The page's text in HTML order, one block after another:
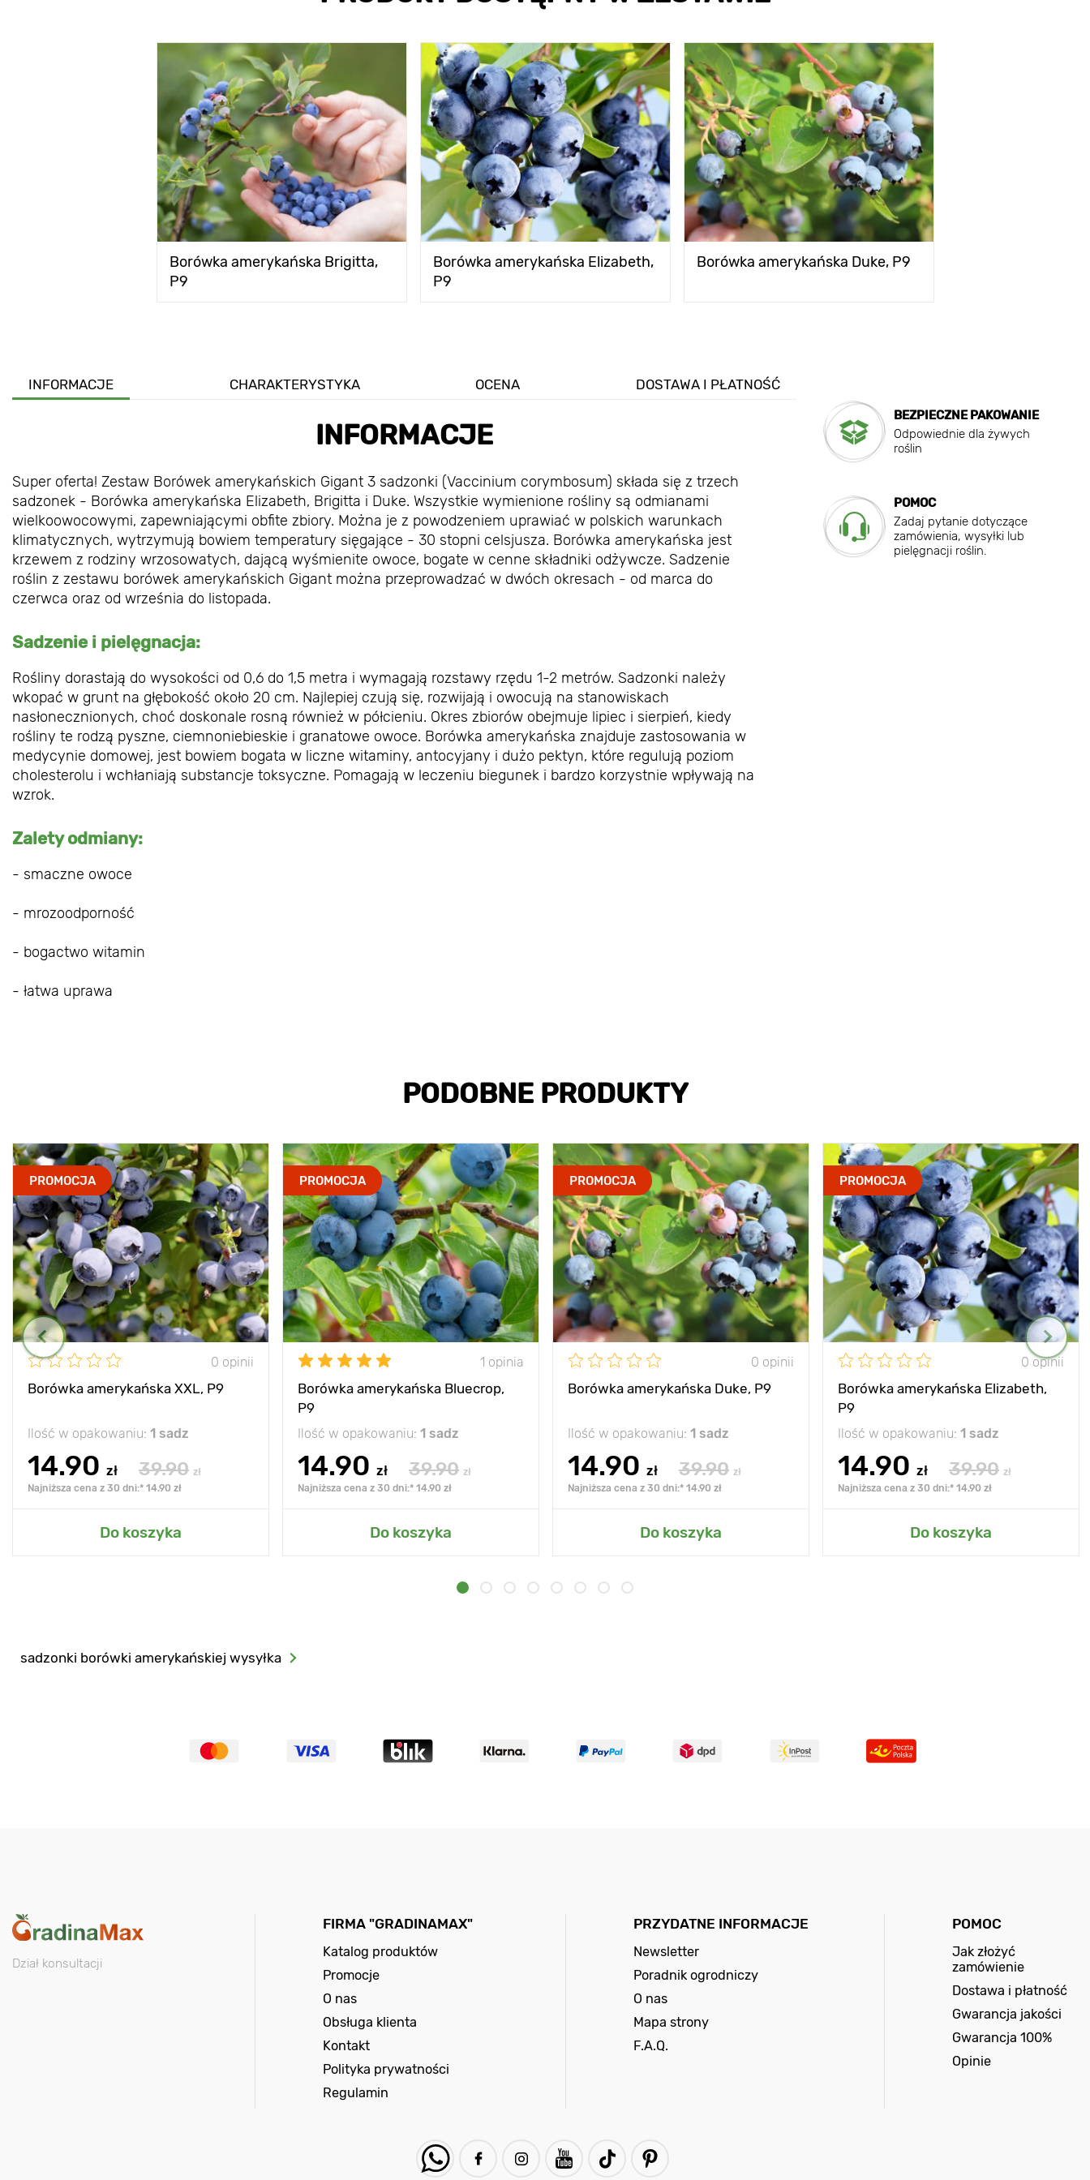
Borówka amerykańska Brigitta,
P9
Borówka amerykańska Elizabeth,
P9
Borówka amerykańska Duke, P9
INFORMACJE CHARAKTERYSTYKA OCENA DOSTAWA I PŁATNOŚĆ
INFORMACJE
Super oferta! Zestaw Borówek amerykańskich Gigant 3 sadzonki (Vaccinium corymbosum) ​składa się z trzech
sadzonek - Borówka amerykańska Elizabeth, Brigitta i Duke. Wszystkie wymienione rośliny są odmianami
wielkoowocowymi, zapewniającymi obfite zbiory. Można je z powodzeniem uprawiać w polskich warunkach
klimatycznych, wytrzymują bowiem temperatury sięgające - 30 stopni celsjusza. Borówka amerykańska jest
krzewem z rodziny wrzosowatych, dającą wyśmienite owoce, bogate w cenne składniki odżywcze. Sadzenie
roślin z zestawu borówek amerykańskich Gigant można przeprowadzać w dwóch okresach - od marca do
czerwca oraz od września do listopada.
Sadzenie i pielęgnacja:
Rośliny dorastają do wysokości od 0,6 do 1,5 metra i wymagają rozstawy rzędu 1-2 metrów. Sadzonki należy
wkopać w grunt na głębokość około 20 cm. Najlepiej czują się, rozwijają i owocują na stanowiskach
nasłonecznionych, choć doskonale rosną również w półcieniu. Okres zbiorów obejmuje lipiec i sierpień, kiedy
rośliny te rodzą pyszne, ciemnoniebieskie i granatowe owoce. Borówka amerykańska znajduje zastosowania w
medycynie domowej, jest bowiem bogata w liczne witaminy, antocyjany i dużo pektyn, które regulują poziom
cholesterolu i wchłaniają substancje toksyczne. Pomagają w leczeniu biegunek i bardzo korzystnie wpływają na
wzrok.
Zalety odmiany:
- smaczne owoce
- mrozoodporność
- bogactwo witamin
- łatwa uprawa
BEZPIECZNE PAKOWANIE
Odpowiednie dla żywych
roślin
POMOC
Zadaj pytanie dotyczące
zamówienia, wysyłki lub
pielęgnacji roślin.
PODOBNE PRODUKTY
PROMOCJA
0 opinii
Borówka amerykańska XXL, P9
Ilość w opakowaniu: 1 sadz
14.90 zł 39.90 zł
Najniższa cena z 30 dni:* 14.90 zł
Do koszyka
PROMOCJA
1 opinia
Borówka amerykańska Bluecrop,
P9
Ilość w opakowaniu: 1 sadz
14.90 zł 39.90 zł
Najniższa cena z 30 dni:* 14.90 zł
Do koszyka
PROMOCJA
0 opinii
Borówka amerykańska Duke, P9
Ilość w opakowaniu: 1 sadz
14.90 zł 39.90 zł
Najniższa cena z 30 dni:* 14.90 zł
Do koszyka
PROMOCJA
0 opinii
Borówka amerykańska Elizabeth,
P9
Ilość w opakowaniu: 1 sadz
14.90 zł 39.90 zł
Najniższa cena z 30 dni:* 14.90 zł
Do koszyka
sadzonki borówki amerykańskiej wysyłka
Dział konsultacji
FIRMA "GRADINAMAX"
Katalog produktów
Promocje
O nas
Obsługa klienta
Kontakt
Polityka prywatności
Regulamin
PRZYDATNE INFORMACJE
Newsletter
Poradnik ogrodniczy
O nas
Mapa strony
F.A.Q.
POMOC
Jak złożyć
zamówienie
Dostawa i płatność
Gwarancja jakości
Gwarancja 100%
Opinie